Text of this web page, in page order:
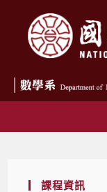
課程資訊